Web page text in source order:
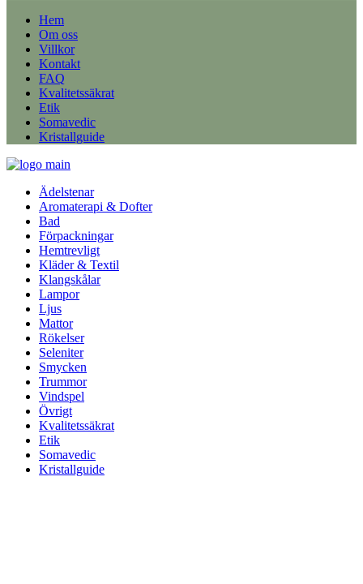
Hem
Om oss
Villkor
Kontakt
FAQ
Kvalitetssäkrat
Etik
Somavedic
Kristallguide
Ädelstenar
Aromaterapi & Dofter
Bad
Förpackningar
Hemtrevligt
Kläder & Textil
Klangskålar
Lampor
Ljus
Mattor
Rökelser
Seleniter
Smycken
Trummor
Vindspel
Övrigt
Kvalitetssäkrat
Etik
Somavedic
Kristallguide